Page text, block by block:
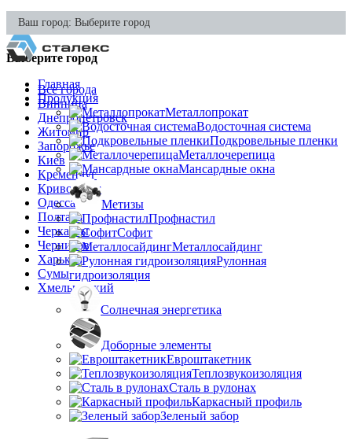
Ваш город: Выберите город
Выберите город
Все города
Винница
Днепропетровск
Житомир
Запорожье
Киев
Кременчуг
Кривой Рог
Одесса
Полтава
Черкассы
Чернигов
Харьков
Сумы
Хмельницкий
Главная
Продукция
Металлопрокат
Водосточная система
Подкровельные пленки
Металлочерепица
Мансардные окна
Метизы
Профнастил
Софит
Металлосайдинг
Рулонная
гидроизоляция
Солнечная энергетика
Доборные элементы
Евроштакетник
Теплозвукоизоляция
Сталь в рулонах
Каркасный профиль
Зеленый забор